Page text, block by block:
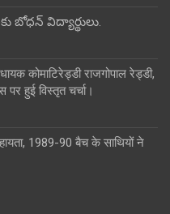
విద్యార్థులు.
कोमाटिरेड्डी राजगोपाल रेड्डी,
हुई विस्तृत चर्चा।
1989-90 बैच के साथियों ने